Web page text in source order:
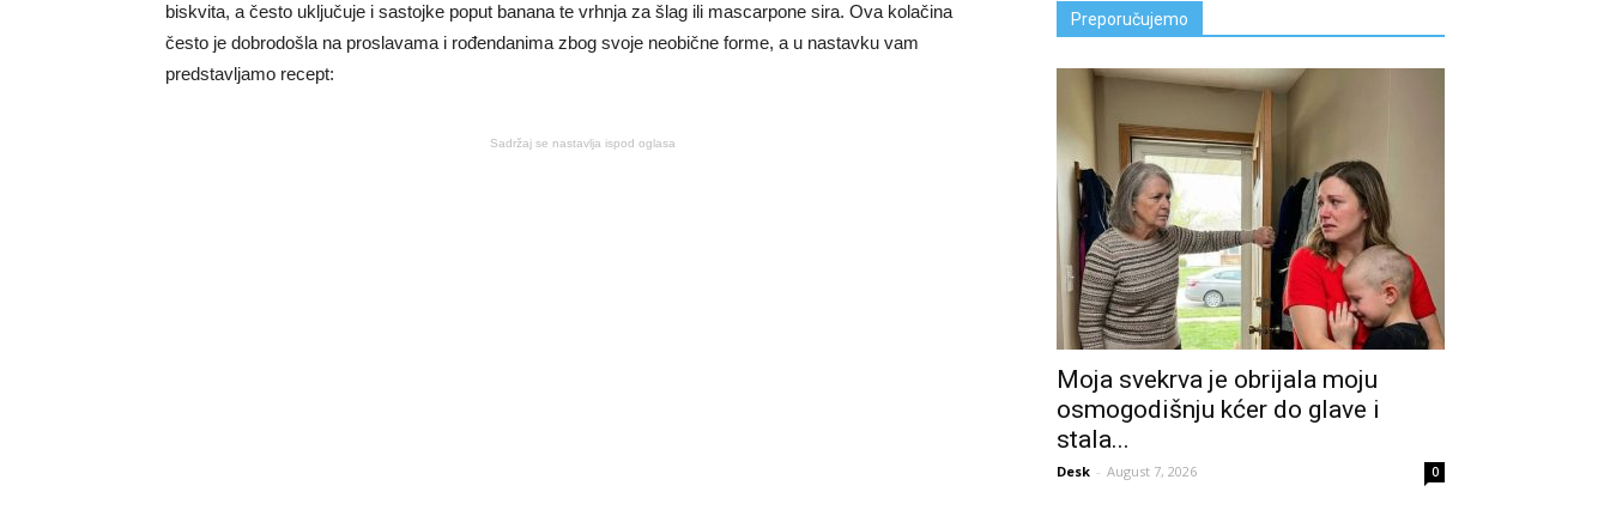
biskvita, a često uključuje i sastojke poput banana te vrhnja za šlag ili mascarpone sira. Ova kolačina
često je dobrodošla na proslavama i rođendanima zbog svoje neobične forme, a u nastavku vam
predstavljamo recept:
Sadržaj se nastavlja ispod oglasa
Preporučujemo
Moja svekrva je obrijala moju
osmogodišnju kćer do glave i
stala...
Desk - August 7, 2026 0